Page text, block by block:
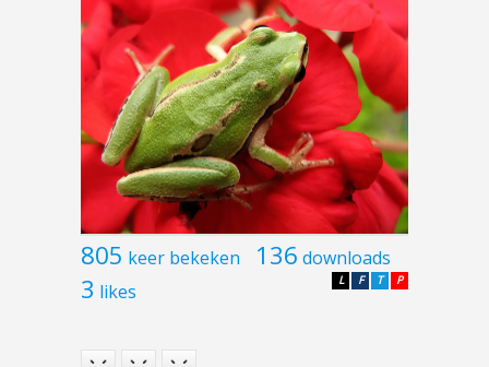
805 keer bekeken 136 downloads
3 likes P
T
F
L